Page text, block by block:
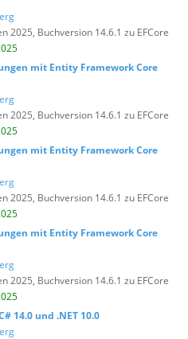
2025, Buchversion 14.6.1 zu EFCore
mit Entity Framework Core
2025, Buchversion 14.6.1 zu EFCore
mit Entity Framework Core
2025, Buchversion 14.6.1 zu EFCore
mit Entity Framework Core
2025, Buchversion 14.6.1 zu EFCore
14.0 und .NET 10.0